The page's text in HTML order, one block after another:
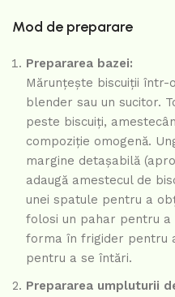
Mod de preparare
Prepararea bazei:
Mărunțește biscuiții într-
blender sau un sucitor.
peste biscuiți,
compoziție omogenă.
margine detașabilă
adaugă amestecul de
unei spatule pentru a
folosi un pahar pentru a
forma în frigider pentru
pentru a se întări.
Prepararea umpluturii